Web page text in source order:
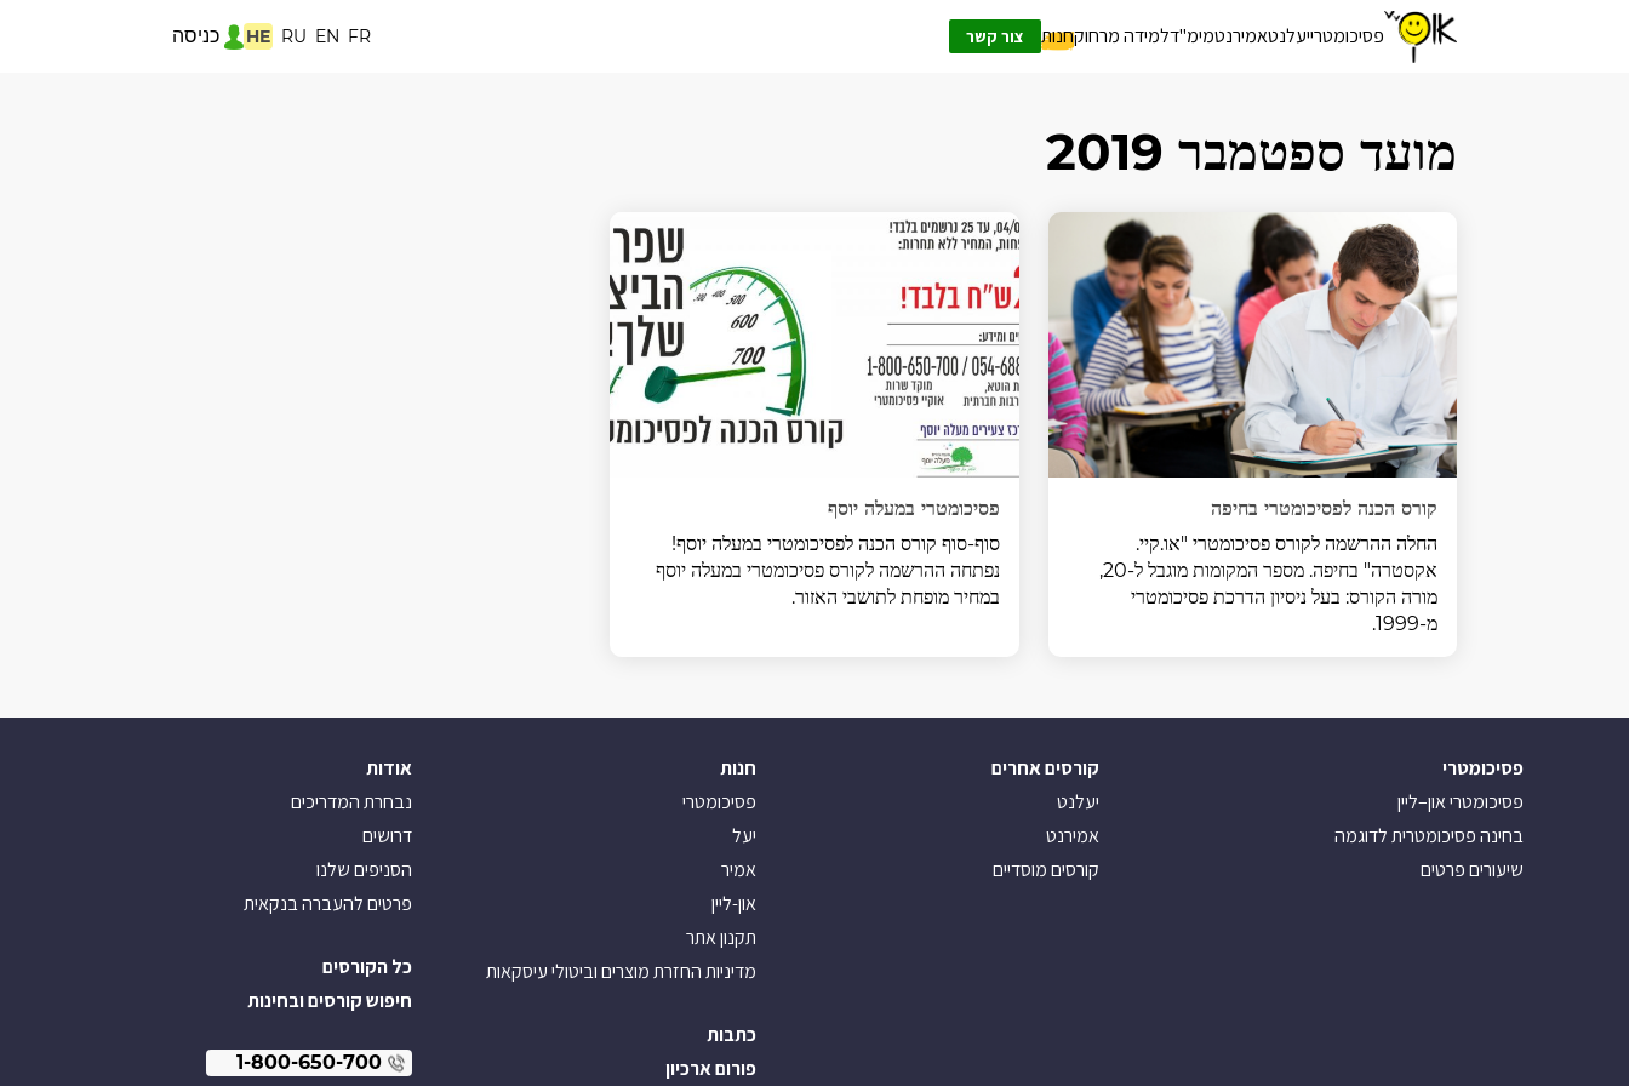
פסיכומטרייעלנטאמירנטמימ"דלמידה מרחוקחנות צור קשר HE RU EN FR כניסה
מועד ספטמבר 2019
קורס הכנה לפסיכומטרי בחיפה
החלה ההרשמה לקורס פסיכומטרי "או.קיי.
אקסטרה" בחיפה. מספר המקומות מוגבל ל-20,
מורה הקורס: בעל ניסיון הדרכת פסיכומטרי
מ-1999.
פסיכומטרי במעלה יוסף
סוף-סוף קורס הכנה לפסיכומטרי במעלה יוסף!
נפתחה ההרשמה לקורס פסיכומטרי במעלה יוסף
במחיר מופחת לתושבי האזור.
פסיכומטרי
פסיכומטרי און–ליין
בחינה פסיכומטרית לדוגמה
שיעורים פרטים
קורסים אחרים
יעלנט
אמירנט
קורסים מוסדיים
חנות
פסיכומטרי
יעל
אמיר
און-ליין
תקנון אתר
מדיניות החזרת מוצרים וביטולי עיסקאות
כתבות
פורום ארכיון
אודות
נבחרת המדריכים
דרושים
הסניפים שלנו
פרטים להעברה בנקאית
כל הקורסים
חיפוש קורסים ובחינות
1-800-650-700